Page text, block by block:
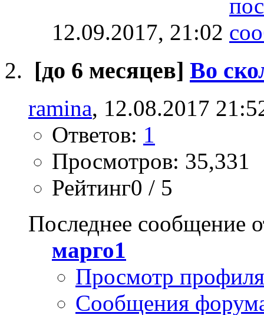
12.09.2017, 21:02
[до 6 месяцев] Во
ramina, 12.08.2017
Ответов: 1
Просмотров: 35,331
Рейтинг0 / 5
Последнее сообщение
марго1
Просмотр профиля
Сообщения